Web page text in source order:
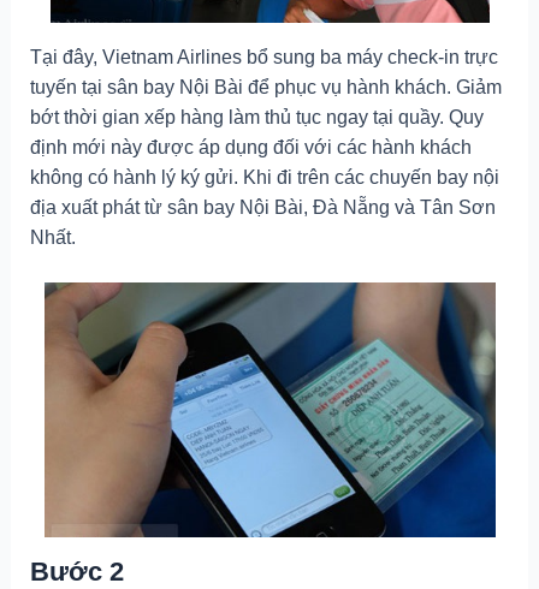
Tại đây, Vietnam Airlines bổ sung ba máy check-in trực
tuyến tại sân bay Nội Bài để phục vụ hành khách. Giảm
bớt thời gian xếp hàng làm thủ tục ngay tại quầy. Quy
định mới này được áp dụng đối với các hành khách
không có hành lý ký gửi. Khi đi trên các chuyến bay nội
địa xuất phát từ sân bay Nội Bài, Đà Nẵng và Tân Sơn
Nhất.
Bước 2